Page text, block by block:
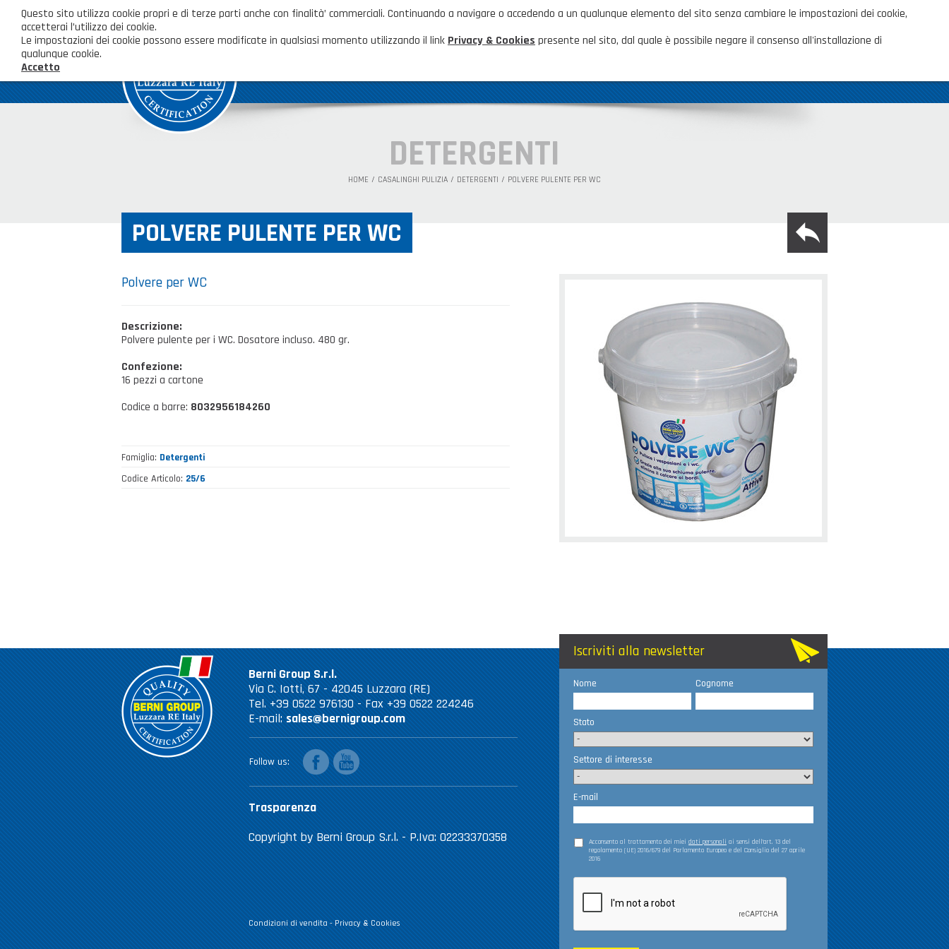
AREA CLIENTI
HOME NOVITÀ ED EVENTI FAQ CATALOGHI
DETERGENTI
HOME CASALINGHI PULIZIA DETERGENTI POLVERE PULENTE PER WC
POLVERE PULENTE PER WC
Polvere per WC
Descrizione:
Polvere pulente per i WC. Dosatore incluso. 480 gr.
Confezione:
16 pezzi a cartone
Codice a barre: 8032956184260
Famiglia Detergenti
Codice Articolo 25/6
Berni Group S.r.l.
Via C. Iotti, 67 - 42045 Luzzara (RE)
Tel. +39 0522 976130 - Fax +39 0522 224246
E-mail: sales@bernigroup.com
Trasparenza
Copyright by Berni Group S.r.l. - P.Iva: 02233370358
Condizioni di vendita - Privacy & Cookies
Follow us
facebookyoutube
Iscriviti alla newsletter
Nome Cognome
Stato
Settore di interesse
E-mail
Acconsento al trattamento dei miei dati personali ai sensi dell’art. 13 del
regolamento (UE) 2016/679 del Parlamento Europeo e del Consiglio del 27 aprile
2016
Questo sito utilizza cookie propri e di terze parti anche con finalità’ commerciali. Continuando a navigare o accedendo a un qualunque elemento del sito senza cambiare le impostazioni dei cookie,
accetterai l’utilizzo dei cookie.
Le impostazioni dei cookie possono essere modificate in qualsiasi momento utilizzando il link Privacy & Cookies presente nel sito, dal quale è possibile negare il consenso all'installazione di
qualunque cookie.
Accetto